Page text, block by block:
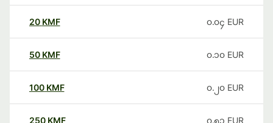
20 KMF ၀.၀၄ EUR
50 KMF ၀.၁၀ EUR
100 KMF ၀.၂၀ EUR
250 KMF ၀.၅၁ EUR